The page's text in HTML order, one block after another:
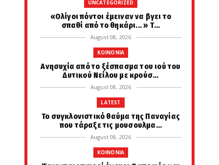
UNCATEGORIZED
«Ολίγοι πόντοι έμειναν να βγει το
σπαθί από το θηκάρι... » Τ...
August 08, 2026
KOINONIA
Ανησυχία από το ξέσπασμα του ιού του
Δυτικού Νείλου με κρούσ...
August 08, 2026
LATEST
Το συγκλονιστικό θαύμα της Παναγίας
που τάραξε τις μουσουλμα...
August 08, 2026
KOINONIA